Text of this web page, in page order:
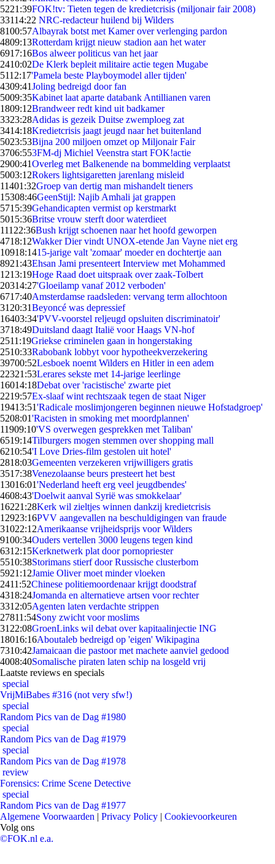
5221:39FOK!tv: Tieten tegen de kredietcrisis (miljonair fair 2008)
33114:22 NRC-redacteur huilend bij Wilders
8100:57Albayrak botst met Kamer over verlenging pardon
4809:13Rotterdam krijgt nieuw stadion aan het water
6917:16Bos alweer politicus van het jaar
2410:02De Klerk bepleit militaire actie tegen Mugabe
5112:17'Pamela beste Playboymodel aller tijden'
4309:41Joling bedreigd door fan
5009:35Kabinet laat aparte databank Antillianen varen
1809:12Brandweer redt kind uit badkamer
3323:28Adidas is gezeik Duitse zwemploeg zat
3414:18Kredietcrisis jaagt jeugd naar het buitenland
5023:53Bijna 200 miljoen omzet op Miljonair Fair
3706:553FM-dj Michiel Veenstra start FOK!actie
2900:41Overleg met Balkenende na bommelding verplaatst
5003:12Rokers lightsigaretten jarenlang misleid
11401:32Groep van dertig man mishandelt tieners
15308:46GeenStijl: Najib Amhali jat grappen
5715:39Gehandicapten vermist op kerstmarkt
5015:36Britse vrouw sterft door waterdieet
111 22:36Bush krijgt schoenen naar het hoofd geworpen
4718:12Wakker Dier vindt UNOX-etende Jan Vayne niet erg
10918:1415-jarige valt 'zomaar' moeder en dochtertje aan
8921:43Ehsan Jami presenteert Interview met Mohammed
1213:19Hoge Raad doet uitspraak over zaak-Tolbert
20314:27'Gloeilamp vanaf 2012 verboden'
6717:40Amsterdamse raadsleden: vervang term allochtoon
31 20:31Beyoncé was depressief
16403:34'PVV-voorstel reljeugd opsluiten discriminatoir'
3718:49Duitsland daagt Italië voor Haags VN-hof
2511:19Griekse criminelen gaan in hongerstaking
2510:33Rabobank lobbyt voor hypotheekverzekering
39700:52Lesboek noemt Wilders en Hitler in een adem
22321:53Lerares sekste met 14-jarige leerlinge
16014:18Debat over 'racistische' zwarte piet
2219:57Ex-slaaf wint rechtszaak tegen de staat Niger
19413:51'Radicale moslimjongeren beginnen nieuwe Hofstadgroep'
5208:01'Racisten in smoking met moordplannen'
11909:10'VS overwegen gesprekken met Taliban'
6519:14Tilburgers mogen stemmen over shopping mall
6210:54'I Love Dries-film gestolen uit hotel'
2818:03Gemeenten verzekeren vrijwilligers gratis
3517:38Venezolaanse beurs presteert het best
13016:01'Nederland heeft erg veel jeugdbendes'
4608:43'Doelwit aanval Syrië was smokkelaar'
16221:28Kerk wil zieltjes winnen dankzij kredietcrisis
12923:16PVV aangevallen na beschuldigingen van fraude
31022:12Amerikaanse vrijheidsprijs voor Wilders
9100:34Ouders vertellen 3000 leugens tegen kind
6312:15Kerknetwerk plat door pornopriester
5510:38Storimans stierf door Russische clusterbom
5921:12Jamie Oliver moet minder vloeken
2411:52Chinese politiemoordenaar krijgt doodstraf
4318:24Jomanda en alternatieve artsen voor rechter
3312:05Agenten laten verdachte strippen
27811:54Sony zwicht voor moslims
31 22:08GroenLinks wil debat over kapitaalinjectie ING
18016:16Aboutaleb bedreigd op 'eigen' Wikipagina
7310:42Jamaicaan die pastoor met machete aanviel gedood
4008:40Somalische piraten laten schip na losgeld vrij
Laatste reviews en specials
special
VrijMiBabes #316 (not very sfw!)
special
Random Pics van de Dag #1980
special
Random Pics van de Dag #1979
special
Random Pics van de Dag #1978
review
Forensics: Crime Scene Detective
special
Random Pics van de Dag #1977
Algemene Voorwaarden | Privacy Policy | Cookievoorkeuren
Volg ons
©FOK.nl e.a.